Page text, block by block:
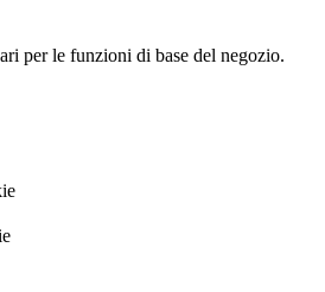
per le funzioni di base del negozio.